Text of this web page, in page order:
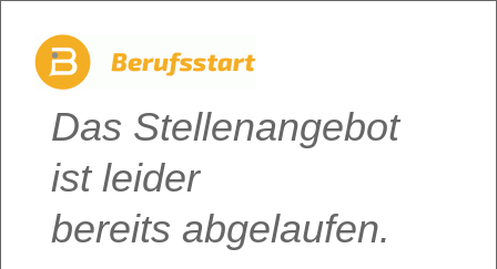
Das Stellenangebot
ist leider
bereits abgelaufen.